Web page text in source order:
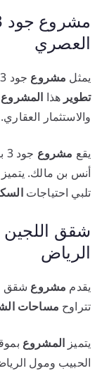
العصري
يمثل مشروع جود 3 و4 نقلة نوعية في مفهوم السكن الفاخر. تم
تطوير هذا المشروع
والاستثمار العقاري.
يقع مشروع
أنس بن مالك.
تلبي احتياجات
الرياض
يقدم مشروع
تتراوح مساحات
يتميز المشروع
الحبيب ومول